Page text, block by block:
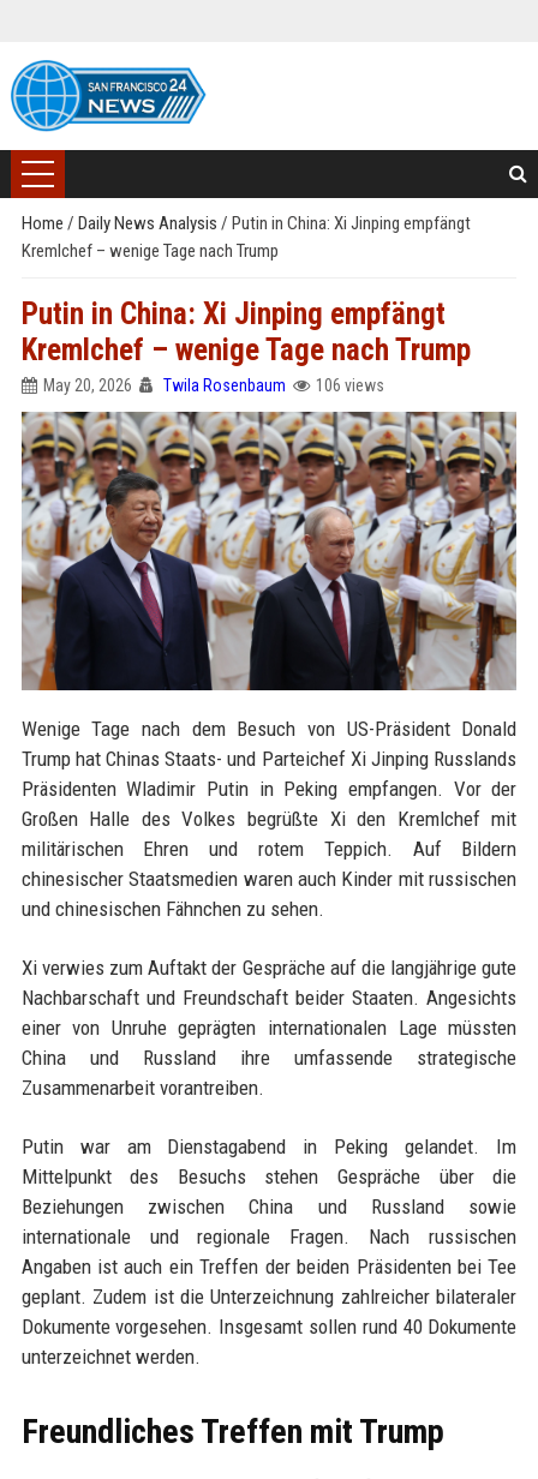
Home / Daily News Analysis / Putin in China: Xi Jinping empfängt
Kremlchef – wenige Tage nach Trump
Putin in China: Xi Jinping empfängt
Kremlchef – wenige Tage nach Trump
May 20, 2026 Twila Rosenbaum 106 views
Wenige Tage nach dem Besuch von US-Präsident Donald
Trump hat Chinas Staats- und Parteichef Xi Jinping Russlands
Präsidenten Wladimir Putin in Peking empfangen. Vor der
Großen Halle des Volkes begrüßte Xi den Kremlchef mit
militärischen Ehren und rotem Teppich. Auf Bildern
chinesischer Staatsmedien waren auch Kinder mit russischen
und chinesischen Fähnchen zu sehen.
Xi verwies zum Auftakt der Gespräche auf die langjährige gute
Nachbarschaft und Freundschaft beider Staaten. Angesichts
einer von Unruhe geprägten internationalen Lage müssten
China und Russland ihre umfassende strategische
Zusammenarbeit vorantreiben.
Putin war am Dienstagabend in Peking gelandet. Im
Mittelpunkt des Besuchs stehen Gespräche über die
Beziehungen zwischen China und Russland sowie
internationale und regionale Fragen. Nach russischen
Angaben ist auch ein Treffen der beiden Präsidenten bei Tee
geplant. Zudem ist die Unterzeichnung zahlreicher bilateraler
Dokumente vorgesehen. Insgesamt sollen rund 40 Dokumente
unterzeichnet werden.
Freundliches Treffen mit Trump